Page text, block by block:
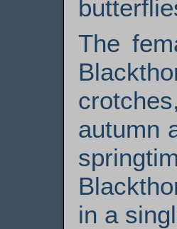
The
autumn
in a